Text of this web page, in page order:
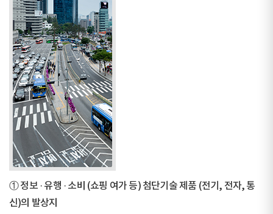
① 정보 · 유행 · 소비 (쇼핑 여가 등) 첨단기술 제품 (전기, 전자, 통
신)의 발상지